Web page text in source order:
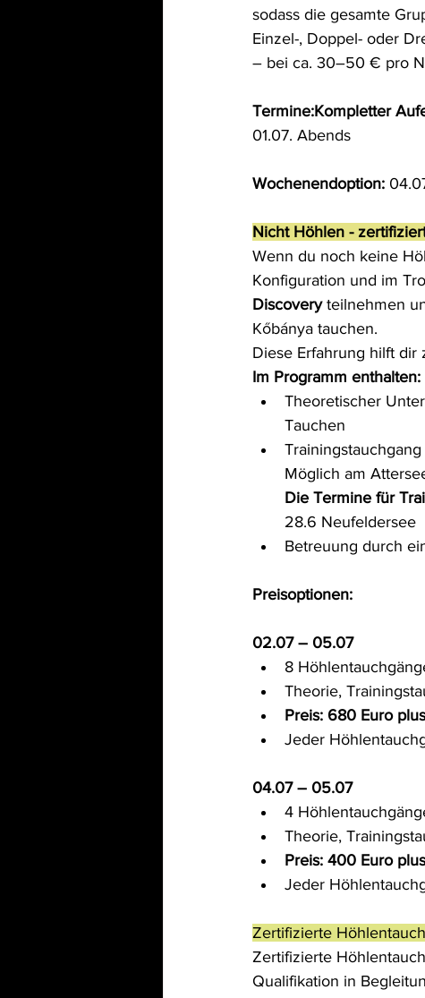
sodass die gesamte
Einzel-, Doppel- oder
– bei ca. 30–50 € pro
Termine:Kompletter
01.07. Abends
Wochenendoption:
Nicht Höhlen -
Wenn du noch keine
Konfiguration und im
Discovery teilnehmen
Kőbánya tauchen.
Diese Erfahrung hilft dir
Im Programm enthalten:
Theoretischer
Tauchen
Möglich am
Die Termine für
28.6 Neufeldersee
Betreuung durch
Preisoptionen:
02.07 – 05.07
8
Theorie,
Preis: 680 Euro
Jeder
04.07 – 05.07
4
Theorie,
Preis: 400 Euro
Jeder
Zertifizierte
Zertifizierte
Qualifikation in